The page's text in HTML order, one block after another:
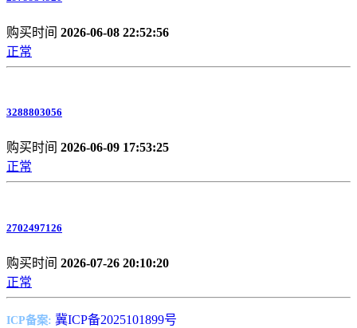
购买时间 2026-06-08 22:52:56
正常
3288803056
购买时间 2026-06-09 17:53:25
正常
2702497126
购买时间 2026-07-26 20:10:20
正常
ICP备案: 冀ICP备2025101899号